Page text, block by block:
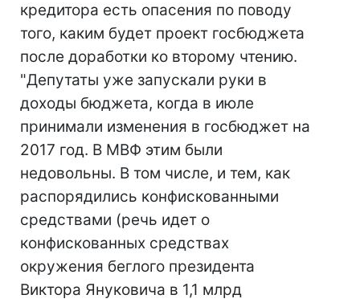
кредитора есть опасения по поводу
того, каким будет проект госбюджета
после доработки ко второму чтению.
"Депутаты уже запускали руки в
доходы бюджета, когда в июле
принимали изменения в госбюджет на
2017 год. В МВФ этим были
недовольны. В том числе, и тем, как
распорядились конфискованными
средствами (речь идет о
конфискованных средствах
окружения беглого президента
Виктора Януковича в 1,1 млрд